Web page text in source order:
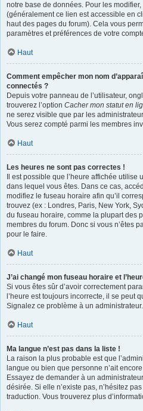
notre base de données. Pour les modifier,
(généralement ce lien est accessible en
haut des pages du forum). Cela vous
paramètres et préférences de votre
Haut
Comment empêcher mon nom
connectés ?
Depuis votre panneau de l’utilisateur,
trouverez l’option Cacher mon statut en
ne serez visible que par les
Vous serez compté parmi les membres
Haut
Les heures ne sont pas correctes !
Il est possible que l’heure affichée
dans lequel vous êtes. Dans ce cas,
modifiez le fuseau horaire afin qu’il
trouvez (ex : Londres, Paris, New York,
du fuseau horaire, comme la plupart des
membres du forum. Donc si vous n’êtes
pour le faire.
Haut
J’ai changé mon fuseau horaire et
Si vous êtes sûr d’avoir correctement
l’heure est toujours incorrecte, il se peut
Signalez ce problème à un administrateur.
Haut
Ma langue n’est pas dans la liste !
La raison la plus probable est que
langue ou bien que personne n’ait
Essayez de demander à un
désirée. Si elle n’existe pas, n’hésitez
traduction. Vous trouverez plus